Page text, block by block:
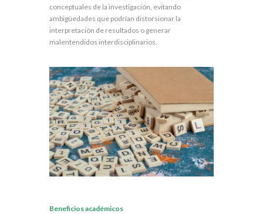
conceptuales de la investigación, evitando
ambigüedades que podrían distorsionar la
interpretación de resultados o generar
malentendidos interdisciplinarios.
Beneficios académicos